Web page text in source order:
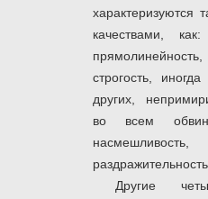
характеризуются
качествами, как:
строгость,
других,
во всем
раздражительность.
Другие